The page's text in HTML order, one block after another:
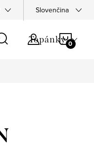
osobných údajov
Slovenčina
Topánky